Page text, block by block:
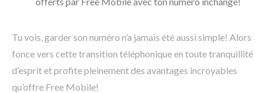
Tu vois, garder son numéro n’a jamais été aussi simple! Alors
fonce vers cette transition téléphonique en toute tranquillité
d’esprit et profite pleinement des avantages incroyables
qu’offre Free Mobile!